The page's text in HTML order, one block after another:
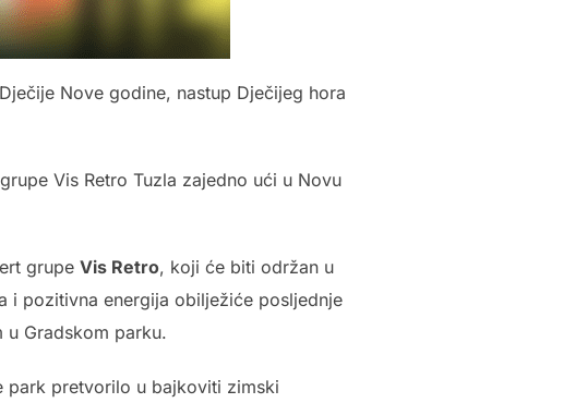
Nove godine, nastup Dječijeg hora
Vis Retro Tuzla zajedno ući u Novu
grupe Vis Retro, koji će biti održan u
i pozitivna energija obilježiće posljednje
Gradskom parku.
park pretvorilo u bajkoviti zimski